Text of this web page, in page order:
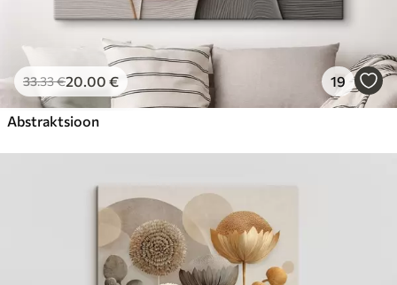
33.33€20.00 € 19
Abstraktsioon